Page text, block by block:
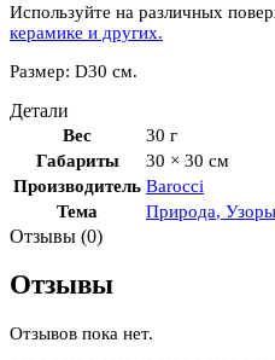
Используйте на различных
керамике и других.
Размер: D30 см.
Детали
Вес
30 г
Габариты
30 × 30 см
Производитель Barocci
Тема
Природа, Узоры
Отзывы (0)
Отзывы
Отзывов пока нет.